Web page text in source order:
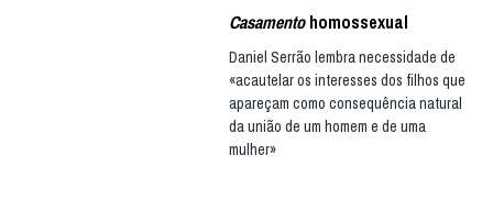
Casamentohomossexual
Daniel Serrão lembra necessidade de
«acautelar os interesses dos filhos que
apareçam como consequência natural
da união de um homem e de uma
mulher»